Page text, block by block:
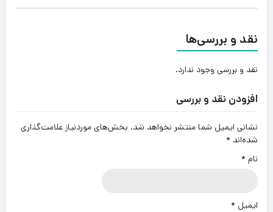
نقد و بررسی‌ها
نقد و بررسی وجود ندارد.
افزودن نقد و بررسی
نشانی ایمیل شما منتشر نخواهد شد. بخش‌های موردنیاز علامت‌گذاری
شده‌اند *
نام *
ایمیل *